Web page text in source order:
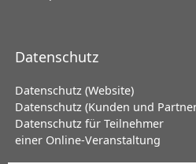
Datenschutz
Datenschutz (Website)
Datenschutz (Kunden und
Datenschutz für Teilnehmer
einer Online-Veranstaltung